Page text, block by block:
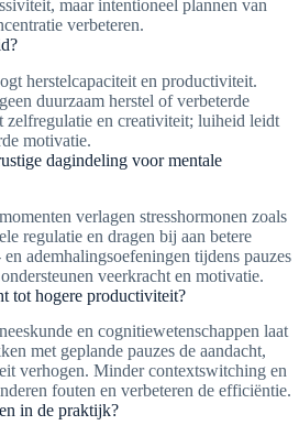
maar intentioneel plannen van
verbeteren.
herstelcapaciteit en productiviteit.
duurzaam herstel of verbeterde
zelfregulatie en creativiteit; luiheid leidt
motivatie.
dagindeling voor mentale
verlagen stresshormonen zoals
regulatie en dragen bij aan betere
ademhalingsoefeningen tijdens pauzes
veerkracht en motivatie.
tot hogere productiviteit?
en cognitiewetenschappen laat
met geplande pauzes de aandacht,
verhogen. Minder contextswitching en
fouten en verbeteren de efficiëntie.
in de praktijk?